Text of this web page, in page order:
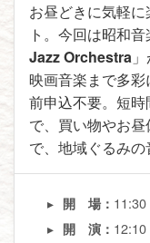
お昼どきに気軽に
ト。今回は昭和
Jazz Orchestra
映画音楽まで多彩
前申込不要。短
で、買い物やお
で、地域ぐるみの
開 場： 11:30
開 演： 12:10